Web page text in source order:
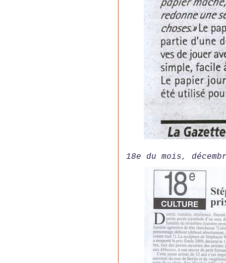
18e du mois,